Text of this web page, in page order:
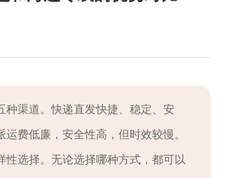
种渠道。快递直发快捷、稳定、安
费低廉，安全性高，但时效较慢。
性选择。无论选择哪种方式，都可以